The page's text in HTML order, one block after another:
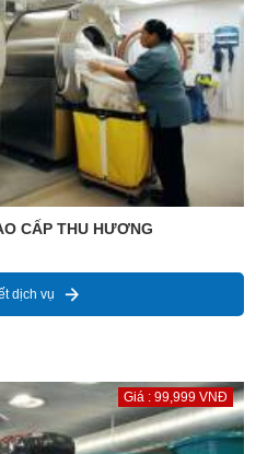
CẤP THU HƯƠNG
dịch vụ
Giá : 99,999 VNĐ